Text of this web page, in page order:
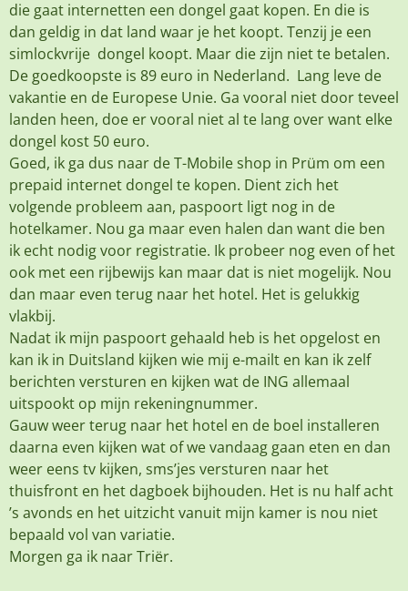
die gaat internetten een dongel gaat kopen. En die is
dan geldig in dat land waar je het koopt. Tenzij je een
simlockvrije dongel koopt. Maar die zijn niet te betalen.
De goedkoopste is 89 euro in Nederland. Lang leve de
vakantie en de Europese Unie. Ga vooral niet door teveel
landen heen, doe er vooral niet al te lang over want elke
dongel kost 50 euro.
Goed, ik ga dus naar de T-Mobile shop in Prüm om een
prepaid internet dongel te kopen. Dient zich het
volgende probleem aan, paspoort ligt nog in de
hotelkamer. Nou ga maar even halen dan want die ben
ik echt nodig voor registratie. Ik probeer nog even of het
ook met een rijbewijs kan maar dat is niet mogelijk. Nou
dan maar even terug naar het hotel. Het is gelukkig
vlakbij.
Nadat ik mijn paspoort gehaald heb is het opgelost en
kan ik in Duitsland kijken wie mij e-mailt en kan ik zelf
berichten versturen en kijken wat de ING allemaal
uitspookt op mijn rekeningnummer.
Gauw weer terug naar het hotel en de boel installeren
daarna even kijken wat of we vandaag gaan eten en dan
weer eens tv kijken, sms’jes versturen naar het
thuisfront en het dagboek bijhouden. Het is nu half acht
’s avonds en het uitzicht vanuit mijn kamer is nou niet
bepaald vol van variatie.
Morgen ga ik naar Triër.